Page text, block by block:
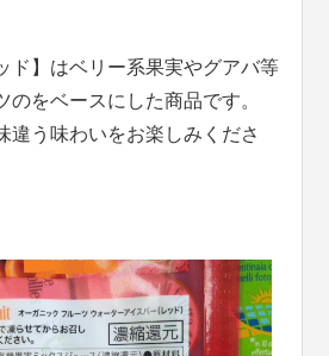
ド】はベリー系果実やグアバ等
のをベースにした商品です。
違う味わいをお楽しみくださ